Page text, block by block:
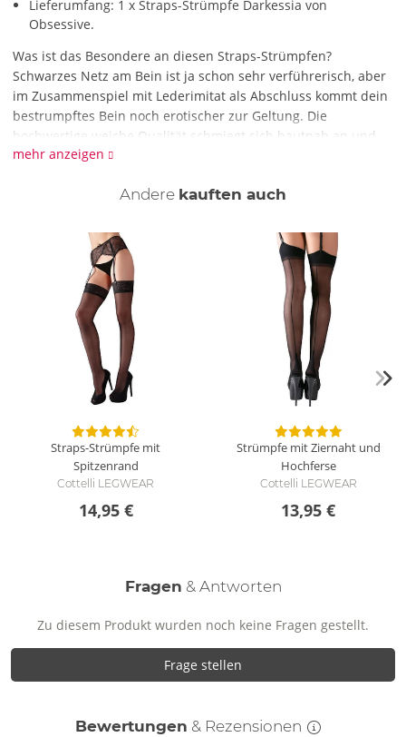
Lieferumfang: 1 x Straps-Strümpfe Darkessia von
Obsessive.
Was ist das Besondere an diesen Straps-Strümpfen?
Schwarzes Netz am Bein ist ja schon sehr verführerisch, aber
im Zusammenspiel mit Lederimitat als Abschluss kommt dein
bestrumpftes Bein noch erotischer zur Geltung. Die
hochwertige weiche Qualität schmiegt sich hautnah an und
sorgt für extra hohen Tragekomfort. Das verführerische i-
Reinige die Straps-Strümpfe mit einer schonenden
Handwäsche mit Feinwaschmittel.
mehr anzeigen
Andere kauften auch
Straps-Strümpfe mit
Spitzenrand
Cottelli LEGWEAR
14,95 €
Strümpfe mit Ziernaht und
Hochferse
Cottelli LEGWEAR
13,95 €
Fragen & Antworten
Zu diesem Produkt wurden noch keine Fragen gestellt.
Frage stellen
Bewertungen & Rezensionen